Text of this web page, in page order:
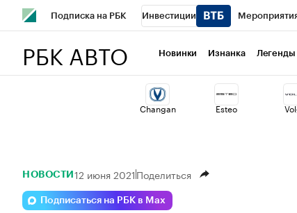
Подписка на РБК Инвестиции
РБК Бизнес-среда Дискуссионный клуб
Проверка контрагентов Политика
РБК АВТО Новинки Изнанка Легенды
Changan Esteo
НОВОСТИ 12 июня 2021Поделиться
Подписаться на РБК в Max